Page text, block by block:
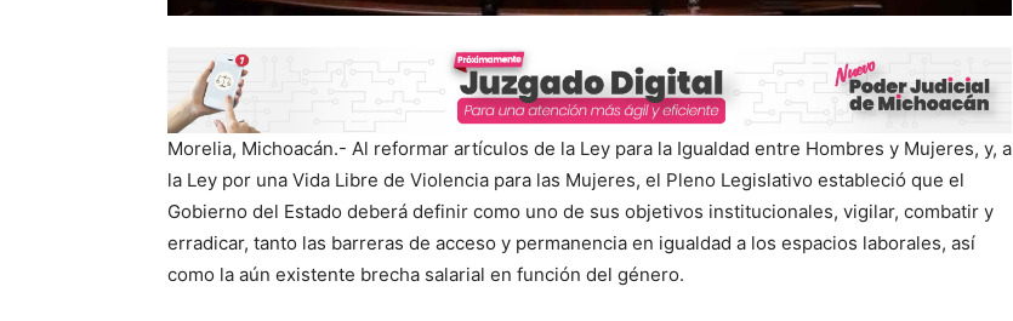
Morelia, Michoacán.- Al reformar artículos de la Ley para la Igualdad entre Hombres y Mujeres, y, a
la Ley por una Vida Libre de Violencia para las Mujeres, el Pleno Legislativo estableció que el
Gobierno del Estado deberá definir como uno de sus objetivos institucionales, vigilar, combatir y
erradicar, tanto las barreras de acceso y permanencia en igualdad a los espacios laborales, así
como la aún existente brecha salarial en función del género.